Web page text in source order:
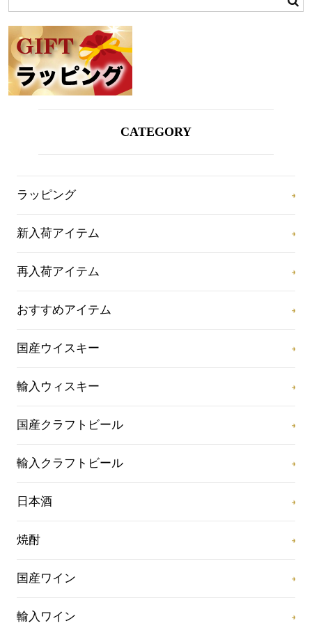
CATEGORY
ラッピング
新入荷アイテム
再入荷アイテム
おすすめアイテム
国産ウイスキー
輸入ウィスキー
国産クラフトビール
輸入クラフトビール
日本酒
焼酎
国産ワイン
輸入ワイン